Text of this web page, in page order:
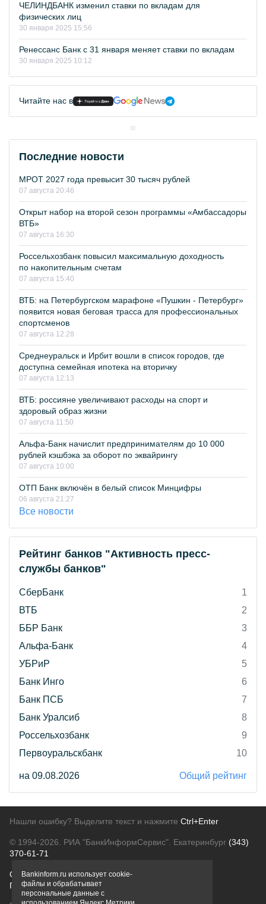
ЧЕЛИНДБАНК изменил ставки по вкладам для
физических лиц
30 января 2025 15:56
Ренессанс Банк с 31 января меняет ставки по вкладам
30 января 2025 10:12
Читайте нас в
Последние новости
МРОТ 2027 года превысит 30 тысяч рублей
07 августа 20:46
Открыт набор на второй сезон программы «Амбассадоры
ВТБ»
07 августа 16:30
Россельхозбанк повысил максимальную доходность
по накопительным счетам
07 августа 15:40
ВТБ: на Петербургском марафоне «Пушкин - Петербург»
появится новая беговая трасса для профессиональных
спортсменов
07 августа 12:28
Среднеуральск и Ирбит вошли в список городов, где
доступна семейная ипотека на вторичку
07 августа 12:13
ВТБ: россияне увеличивают расходы на спорт и
здоровый образ жизни
07 августа 11:50
Альфа-Банк начислит предпринимателям до 10 000
рублей кэшбэка за оборот по эквайрингу
07 августа 10:00
ОТП Банк включён в белый список Минцифры
06 августа 21:27
Все новости
Рейтинг банков "Активность пресс-
службы банков"
СберБанк
1
ВТБ
2
ББР Банк
3
Альфа-Банк
4
УБРиР
5
Банк Инго
6
Банк ПСБ
7
Банк Уралсиб
8
Россельхозбанк
9
Первоуральскбанк
10
на 09.08.2026 Общий рейтинг
Нашли ошибку? Выделите текст и нажмите Ctrl+Enter
© 1994-2026. РИА "БанкИнформСервис". Екатеринбург (343)
370-61-71
О проектеПолитика конфиденциальности
Правовая информацияДля рекламодателей
Bankinform.ru использует cookie-
файлы и обрабатывает
персональные данные с